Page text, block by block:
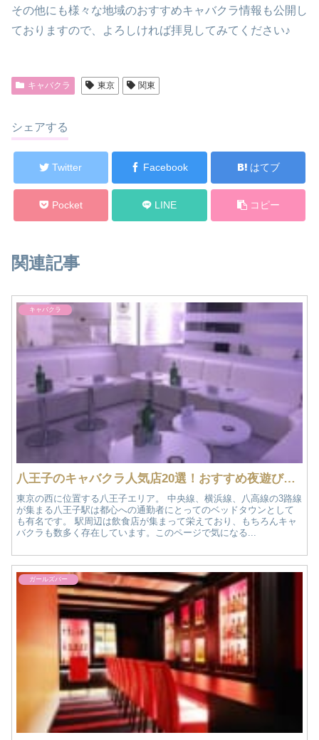
その他にも様々な地域のおすすめキャバクラ情報も公開し
ておりますので、よろしければ拝見してみてください♪
キャバクラ 東京 関東
シェアする
Twitter Facebook はてブ
Pocket LINE コピー
関連記事
キャバクラ
八王子のキャバクラ人気店20選！おすすめ夜遊び情報
東京の西に位置する八王子エリア。 中央線、横浜線、八高線の3路線
が集まる八王子駅は都心への通勤者にとってのベッドタウンとして
も有名です。 駅周辺は飲食店が集まって栄えており、もちろんキャ
バクラも数多く存在しています。このページで気になる...
ガールズバー